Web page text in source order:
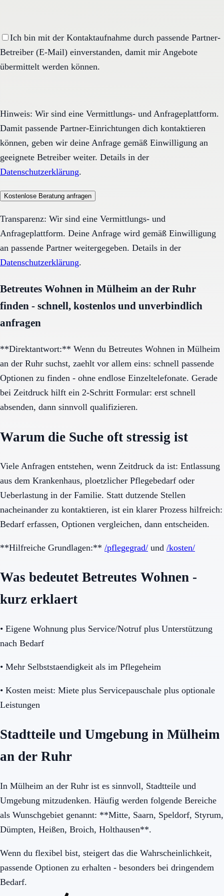
Ich bin mit der Kontaktaufnahme durch passende Partner-
Betreiber (E-Mail) einverstanden, damit mir Angebote
übermittelt werden können.
Hinweis: Wir sind eine Vermittlungs- und Anfrageplattform.
Damit passende Partner-Einrichtungen dich kontaktieren
können, geben wir deine Anfrage gemäß Einwilligung an
geeignete Betreiber weiter. Details in der
Datenschutzerklärung.
Kostenlose Beratung anfragen
Transparenz: Wir sind eine Vermittlungs- und
Anfrageplattform. Deine Anfrage wird gemäß Einwilligung
an passende Partner weitergegeben. Details in der
Datenschutzerklärung.
Betreutes Wohnen in Mülheim an der Ruhr
finden - schnell, kostenlos und unverbindlich
anfragen
**Direktantwort:** Wenn du Betreutes Wohnen in Mülheim
an der Ruhr suchst, zaehlt vor allem eins: schnell passende
Optionen zu finden - ohne endlose Einzeltelefonate. Gerade
bei Zeitdruck hilft ein 2-Schritt Formular: erst schnell
absenden, dann sinnvoll qualifizieren.
Warum die Suche oft stressig ist
Viele Anfragen entstehen, wenn Zeitdruck da ist: Entlassung
aus dem Krankenhaus, ploetzlicher Pflegebedarf oder
Ueberlastung in der Familie. Statt dutzende Stellen
nacheinander zu kontaktieren, ist ein klarer Prozess hilfreich:
Bedarf erfassen, Optionen vergleichen, dann entscheiden.
**Hilfreiche Grundlagen:** /pflegegrad/ und /kosten/
Was bedeutet Betreutes Wohnen -
kurz erklaert
• Eigene Wohnung plus Service/Notruf plus Unterstützung
nach Bedarf
• Mehr Selbststaendigkeit als im Pflegeheim
• Kosten meist: Miete plus Servicepauschale plus optionale
Leistungen
Stadtteile und Umgebung in Mülheim
an der Ruhr
In Mülheim an der Ruhr ist es sinnvoll, Stadtteile und
Umgebung mitzudenken. Häufig werden folgende Bereiche
als Wunschgebiet genannt: **Mitte, Saarn, Speldorf, Styrum,
Dümpten, Heißen, Broich, Holthausen**.
Wenn du flexibel bist, steigert das die Wahrscheinlichkeit,
passende Optionen zu erhalten - besonders bei dringendem
Bedarf.